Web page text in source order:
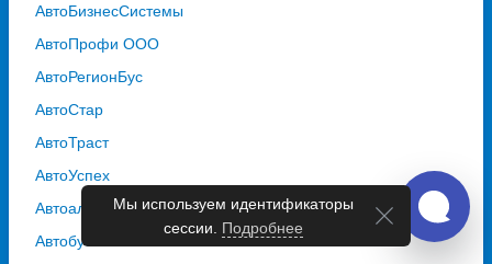
АвтоБизнесСистемы
АвтоПрофи ООО
АвтоРегионБус
АвтоСтар
АвтоТраст
АвтоУспех
Автоальянс
Автобусная Компания "Столичная"
Мы используем идентификаторы
сессии. Подробнее